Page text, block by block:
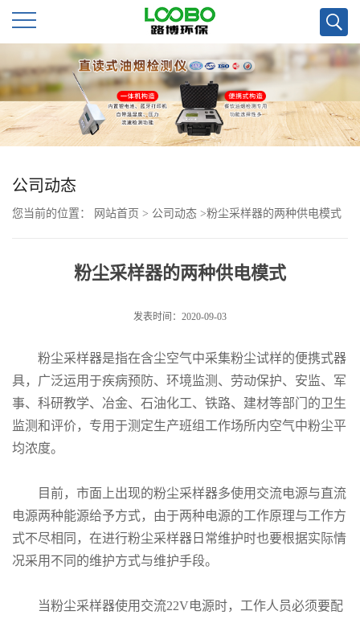
公
司
首
页
公
公
司
产
公司动态
您当前的位置： 网站首页 > 公司动态 >粉尘采样器的两种供电模式
粉尘采样器的两种供电模式
发表时间：2020-09-03
粉尘采样器是指在含尘空气中采集粉尘试样的便携式器
具，广泛运用于疾病预防、环境监测、劳动保护、安监、军
事、科研教学、冶金、石油化工、铁路、建材等部门的卫生
监测和评价，专用于测定生产班组工作场所内空气中粉尘平
均浓度。
目前，市面上出现的粉尘采样器多使用交流电源与直流
电源两种能源给予方式，由于两种电源的工作原理与工作方
式不尽相同，在进行粉尘采样器日常维护时也要根据实际情
况采用不同的维护方式与维护手段。
当粉尘采样器使用交流22V电源时，工作人员必须要配